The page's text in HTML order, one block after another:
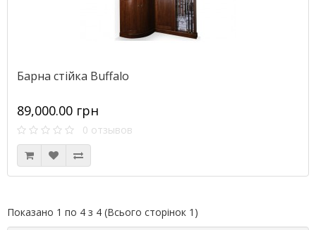
Барна стійка Buffalo
89,000.00 грн
0 отзывов
Показано 1 по 4 з 4 (Всього сторінок 1)